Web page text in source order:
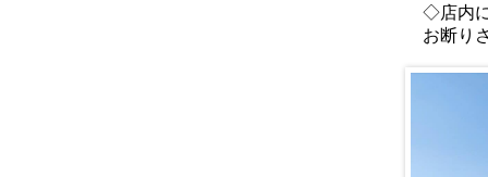
◇店内
お断り